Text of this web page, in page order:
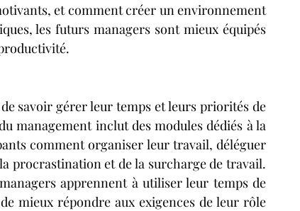
et comment créer un environnement
les futurs managers sont mieux équipés
savoir gérer leur temps et leurs priorités de
management inclut des modules dédiés à la
comment organiser leur travail, déléguer
procrastination et de la surcharge de travail.
apprennent à utiliser leur temps de
mieux répondre aux exigences de leur rôle